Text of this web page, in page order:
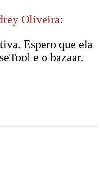
Oliveira:
Espero que ela
e o bazaar.